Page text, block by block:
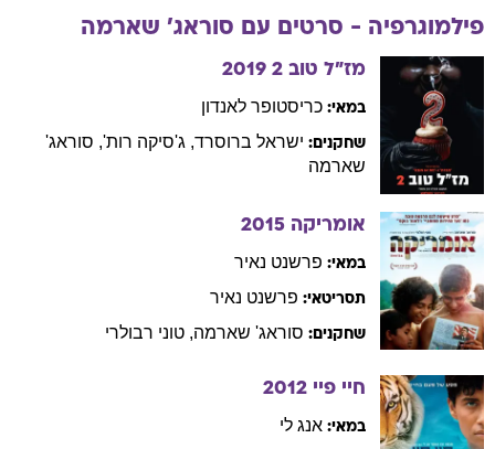
פילמוגרפיה - סרטים עם סוראג' שארמה
מז"ל טוב 2 2019
במאי: כריסטופר לאנדון
שחקנים: ישראל ברוסרד, ג'סיקה רות', סוראג'
שארמה
אומריקה 2015
במאי: פרשנט נאיר
תסריטאי: פרשנט נאיר
שחקנים: סוראג' שארמה, טוני רבולרי
חיי פיי 2012
במאי: אנג לי